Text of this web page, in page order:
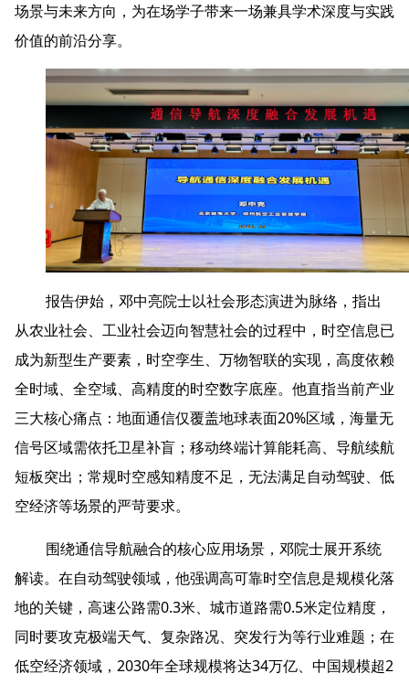
场景与未来方向，为在场学子带来一场兼具学术深度与实践
价值的前沿分享。
报告伊始，邓中亮院士以社会形态演进为脉络，指出
从农业社会、工业社会迈向智慧社会的过程中，时空信息已
成为新型生产要素，时空孪生、万物智联的实现，高度依赖
全时域、全空域、高精度的时空数字底座。他直指当前产业
三大核心痛点：地面通信仅覆盖地球表面20%区域，海量无
信号区域需依托卫星补盲；移动终端计算能耗高、导航续航
短板突出；常规时空感知精度不足，无法满足自动驾驶、低
空经济等场景的严苛要求。
围绕通信导航融合的核心应用场景，邓院士展开系统
解读。在自动驾驶领域，他强调高可靠时空信息是规模化落
地的关键，高速公路需0.3米、城市道路需0.5米定位精度，
同时要攻克极端天气、复杂路况、突发行为等行业难题；在
低空经济领域，2030年全球规模将达34万亿、中国规模超2